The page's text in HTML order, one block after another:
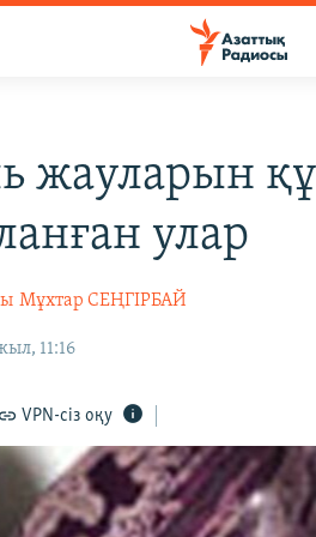
жауларын
улар
Мұхтар СЕҢГІРБАЙ
11:16
VPN-сіз оқу